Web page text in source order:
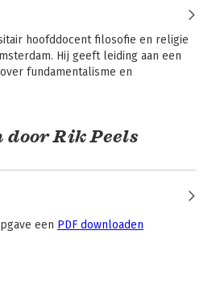
hoofddocent filosofie en religie
Hij geeft leiding aan een
fundamentalisme en
door Rik Peels
een PDF downloaden